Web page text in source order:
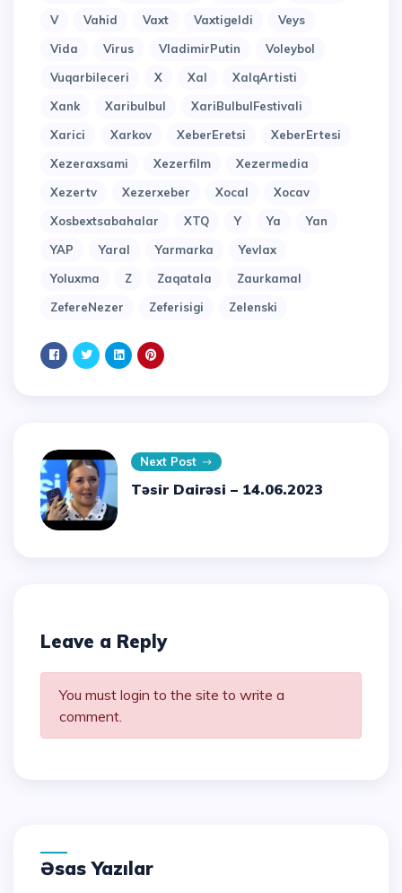
V
Vahid Vaxt Vaxtigeldi
Veys
Vida
Virus VladimirPutin
Voleybol
Vuqarbileceri
X Xal
XalqArtisti
Xank
Xaribulbul
XariBulbulFestivali
Xarici
Xarkov XeberEretsi
XeberErtesi
Xezeraxsami
Xezerfilm
Xezermedia
Xezertv
Xezerxeber Xocal
Xocav
Xosbextsabahalar
XTQ Y Ya
Yan
YAP
Yaral Yarmarka
Yevlax
Yoluxma
Z Zaqatala
Zaurkamal
ZefereNezer
Zeferisigi Zelenski
Next Post
Təsir Dairəsi – 14.06.2023
Leave a Reply
You must login to the site to write a
comment.
Əsas Yazılar